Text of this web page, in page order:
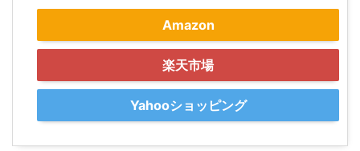
Amazon
楽天市場
Yahooショッピング